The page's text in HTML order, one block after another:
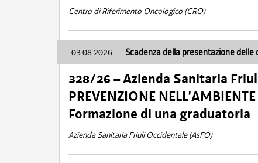
Centro di Riferimento Oncologico (CRO)
03.08.2026 - Scadenza della presentazione delle
328/26 – Azienda Sanitaria
PREVENZIONE
Formazione di una graduatoria
Azienda Sanitaria Friuli Occidentale (AsFO)